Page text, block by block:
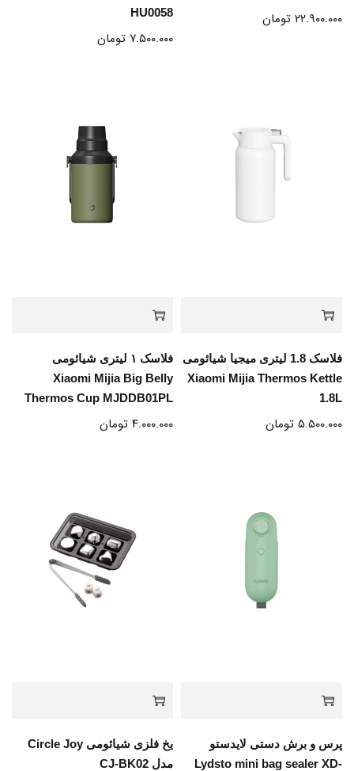
۲۲.۹۰۰.۰۰۰ تومان
HU0058
۷.۵۰۰.۰۰۰ تومان
فلاسک 1.8 لیتری میجیا شیائومی
Xiaomi Mijia Thermos Kettle
1.8L
۵.۵۰۰.۰۰۰ تومان
فلاسک ۱ لیتری شیائومی
Xiaomi Mijia Big Belly
Thermos Cup MJDDB01PL
۴.۰۰۰.۰۰۰ تومان
پرس و برش دستی لایدستو
Lydsto mini bag sealer XD-
یخ فلزی شیائومی Circle Joy
مدل CJ-BK02